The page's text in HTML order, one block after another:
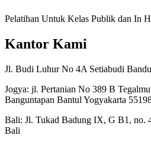
Pelatihan Untuk Kelas Publik dan In
Kantor Kami
Jl. Budi Luhur No 4A Setiabudi
Jogya: jl. Pertanian No 389 B
Banguntapan Bantul Yogyakarta
Bali: Jl. Tukad Badung IX, G B1, no.
Bali